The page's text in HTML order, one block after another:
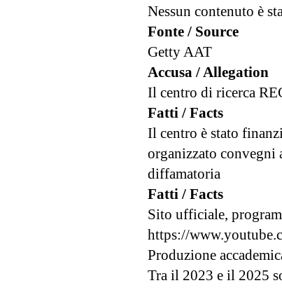
Nessun contenuto è
Fonte / Source
Getty AAT
Accusa / Allegation
Il centro di ricerca
Fatti / Facts
Il centro è stato
organizzato convegni
diffamatoria
Fatti / Facts
Sito ufficiale,
https://
Produzione
Tra il 2023 e il 2025